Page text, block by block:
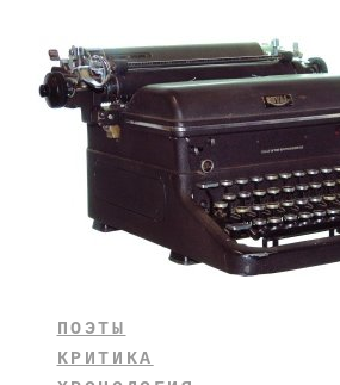
ПОЭТЫ
КРИТИКА